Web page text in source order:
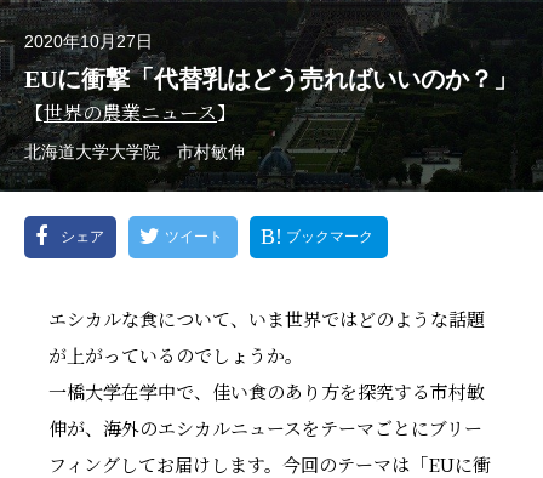
2020年10月27日
EUに衝撃「代替乳はどう売ればいいのか？」
【世界の農業ニュース】
北海道大学大学院 市村敏伸
シェア ツイート ブックマーク
エシカルな食について、いま世界ではどのような話題
が上がっているのでしょうか。
一橋大学在学中で、佳い食のあり方を探究する市村敏
伸が、海外のエシカルニュースをテーマごとにブリー
フィングしてお届けします。今回のテーマは「EUに衝